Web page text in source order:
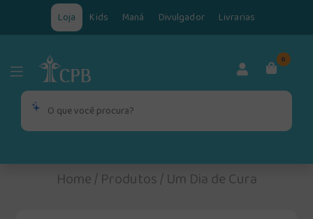
Loja Kids Maná Divulgador Livrarias
0
Home/Produtos/Um Dia de Cura